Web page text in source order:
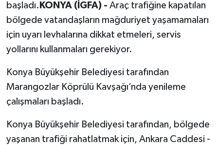
başladı. KONYA (İGFA) - Araç trafiğine kapatılan
bölgede vatandaşların mağduriyet yaşamamaları
için uyarı levhalarına dikkat etmeleri, servis
yollarını kullanmaları gerekiyor.
Konya Büyükşehir Belediyesi tarafından
Marangozlar Köprülü Kavşağı’nda yenileme
çalışmaları başladı.
Konya Büyükşehir Belediyesi tarafından, bölgede
yaşanan trafiği rahatlatmak için, Ankara Caddesi -